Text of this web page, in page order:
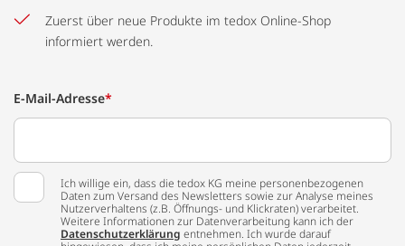
Zuerst über neue Produkte im tedox Online-Shop
informiert werden.
E-Mail-Adresse*
Ich willige ein, dass die tedox KG meine personenbezogenen
Daten zum Versand des Newsletters sowie zur Analyse meines
Nutzerverhaltens (z.B. Öffnungs- und Klickraten) verarbeitet.
Weitere Informationen zur Datenverarbeitung kann ich der
Datenschutzerklärung entnehmen. Ich wurde darauf